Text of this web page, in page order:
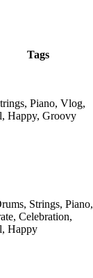
Tags
Piano, Vlog,
Happy, Groovy
Strings, Piano,
Celebration,
Happy